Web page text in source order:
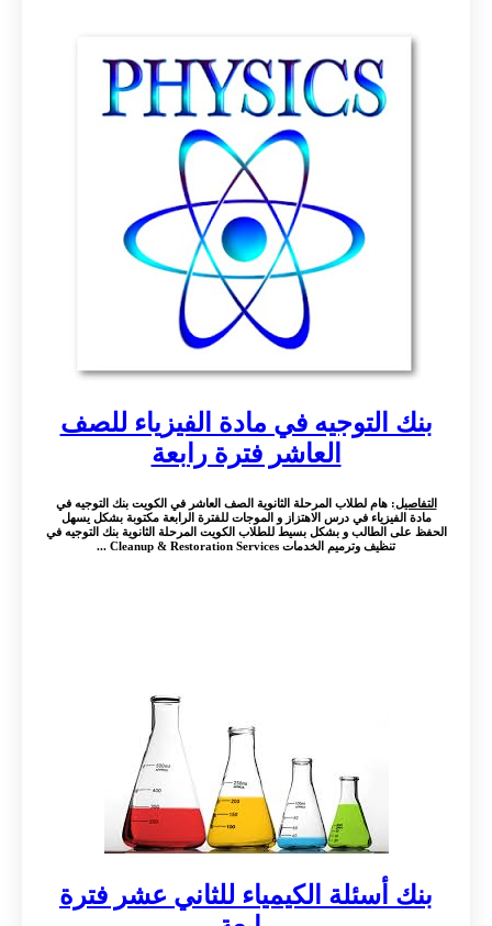
بنك التوجيه في مادة الفيزياء للصف
العاشر فترة رابعة
التفاصيل: هام لطلاب المرحلة الثانوية الصف العاشر في الكويت بنك التوجيه في
مادة الفيزياء في درس الاهتزاز و الموجات للفترة الرابعة مكتوبة بشكل يسهل
الحفظ على الطالب و بشكل بسيط للطلاب الكويت المرحلة الثانوية بنك التوجيه في
تنظيف وترميم الخدمات Cleanup & Restoration Services ...
بنك أسئلة الكيمياء للثاني عشر فترة